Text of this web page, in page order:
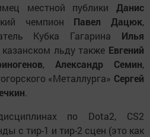
местной публики Данис
чемпион Павел Дацюк,
Кубка Гагарина Илья
льду также Евгений
, Александр Семин,
«Металлурга» Сергей
.
по Dota2, CS2
с тир-1 и тир-2 сцен (это как